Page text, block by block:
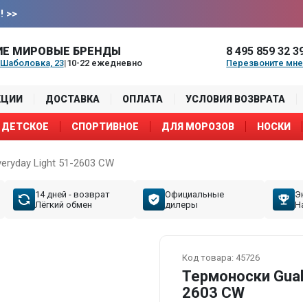
>>
МИРОВЫЕ БРЕНДЫ
23|10-22 ежедневно
8 495 859 32
Перезвоните мне
ДОСТАВКА ОПЛАТА УСЛОВИЯ ВОЗВРАТА
ДЕТСКОЕ СПОРТИВНОЕ ДЛЯ МОРОЗОВ НОСКИ
Light 51-2603 CW
14 дней - возврат
Лёгкий обмен
Официальные
дилеры
Код товара: 45726
Термоноски
2603 CW